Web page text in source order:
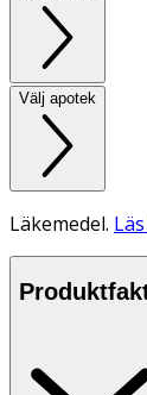
Välj apotek
Läkemedel.